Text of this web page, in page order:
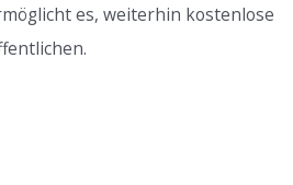
es, weiterhin kostenlose